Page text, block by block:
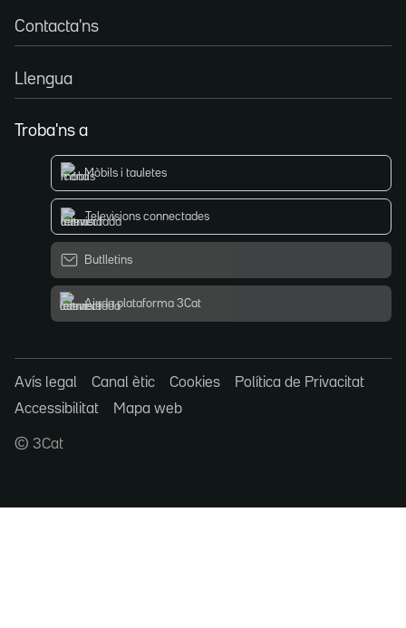
Contacta'ns
Llengua
Troba'ns a
Mòbils i tauletes
Televisions connectades
Butlletins
Ajuda plataforma 3Cat
Avís legal Canal ètic Cookies
Política de Privacitat
Accessibilitat
Mapa web
© 3Cat